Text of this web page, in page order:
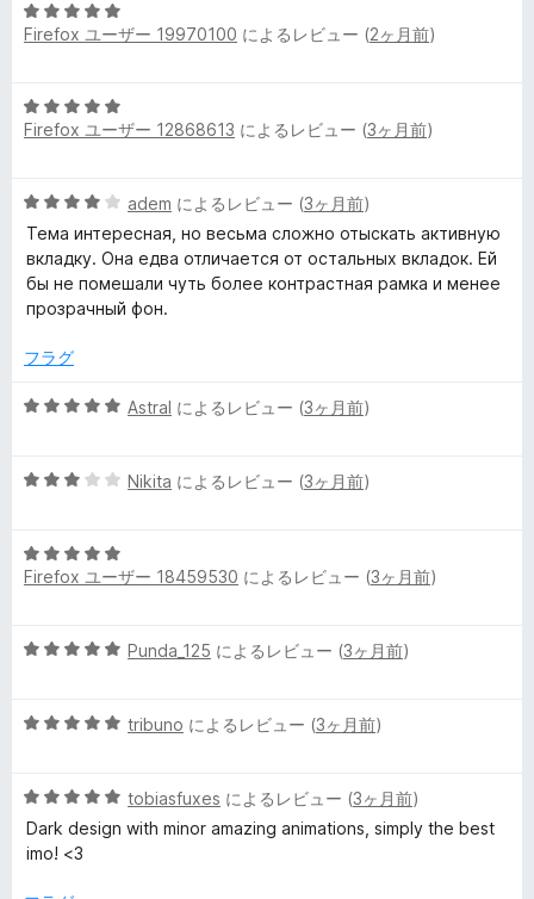
e
の
レ
ビ
ュ
ー
評
価
5
段
5
の
Firefox ユーザー 19970100 によるレビュー (2ヶ月前)
5
段
5
の
評
価
Firefox ユーザー 12868613 によるレビュー (3ヶ月前)
5
段
階
中
4
評
adem によるレビュー (3ヶ月前)
Тема интересная, но весьма сложно отыскать активную
вкладку. Она едва отличается от остальных вкладок. Ей
бы не помешали чуть более контрастная рамка и менее
прозрачный фон.
フラグ
5
中
評
価
Astral によるレビュー (3ヶ月前)
5
中
3
価
Nikita によるレビュー (3ヶ月前)
5
段
5
価
Firefox ユーザー 18459530 によるレビュー (3ヶ月前)
5
中
評
価
Punda_125 によるレビュー (3ヶ月前)
5
中
5
の
tribuno によるレビュー (3ヶ月前)
5
段
階
tobiasfuxes によるレビュー (3ヶ月前)
Dark design with minor amazing animations, simply the best
imo! <3